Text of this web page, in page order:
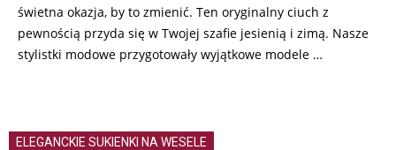
świetna okazja, by to zmienić. Ten oryginalny ciuch z
pewnością przyda się w Twojej szafie jesienią i zimą. Nasze
stylistki modowe przygotowały wyjątkowe modele …
ELEGANCKIE SUKIENKI NA WESELE